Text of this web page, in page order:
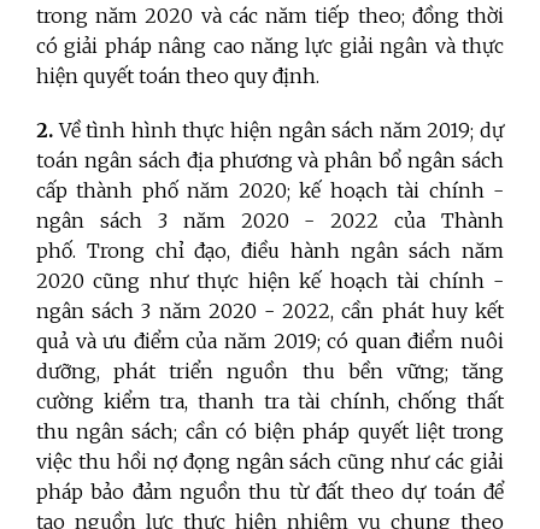
trong năm 2020 và các năm tiếp theo; đồng thời
có giải pháp nâng cao năng lực giải ngân và thực
hiện quyết toán theo quy định.
2. Về tình hình thực hiện ngân sách năm 2019; dự
toán ngân sách địa phương và phân bổ ngân sách
cấp thành phố năm 2020; kế hoạch tài chính -
ngân sách 3 năm 2020 - 2022 của Thành
phố. Trong chỉ đạo, điều hành ngân sách năm
2020 cũng như thực hiện kế hoạch tài chính -
ngân sách 3 năm 2020 - 2022, cần phát huy kết
quả và ưu điểm của năm 2019; có quan điểm nuôi
dưỡng, phát triển nguồn thu bền vững; tăng
cường kiểm tra, thanh tra tài chính, chống thất
thu ngân sách; cần có biện pháp quyết liệt trong
việc thu hồi nợ đọng ngân sách cũng như các giải
pháp bảo đảm nguồn thu từ đất theo dự toán để
tạo nguồn lực thực hiện nhiệm vụ chung theo